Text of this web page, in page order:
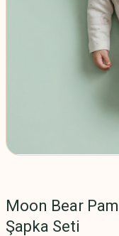
Moon Bear
Şapka Seti